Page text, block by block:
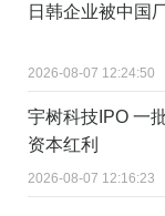
日韩企业被中国
2026-08-07 12:24:50
宇树科技IPO 一
资本红利
2026-08-07 12:16:23